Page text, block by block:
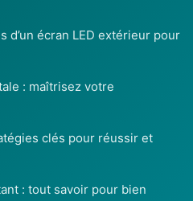
d’un écran LED extérieur pour
: maîtrisez votre
clés pour réussir et
: tout savoir pour bien